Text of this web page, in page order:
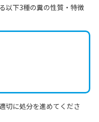
以下3種の糞の性質・特徴
切に処分を進めてくださ